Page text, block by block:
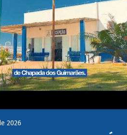
2026